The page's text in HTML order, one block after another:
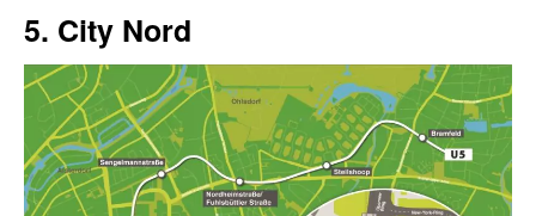
5. City Nord